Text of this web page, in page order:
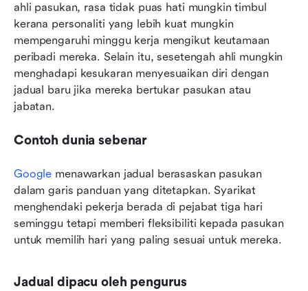
ahli pasukan, rasa tidak puas hati mungkin timbul
kerana personaliti yang lebih kuat mungkin
mempengaruhi minggu kerja mengikut keutamaan
peribadi mereka. Selain itu, sesetengah ahli mungkin
menghadapi kesukaran menyesuaikan diri dengan
jadual baru jika mereka bertukar pasukan atau
jabatan.
Contoh dunia sebenar
Google menawarkan jadual berasaskan pasukan
dalam garis panduan yang ditetapkan. Syarikat
menghendaki pekerja berada di pejabat tiga hari
seminggu tetapi memberi fleksibiliti kepada pasukan
untuk memilih hari yang paling sesuai untuk mereka.
Jadual dipacu oleh pengurus